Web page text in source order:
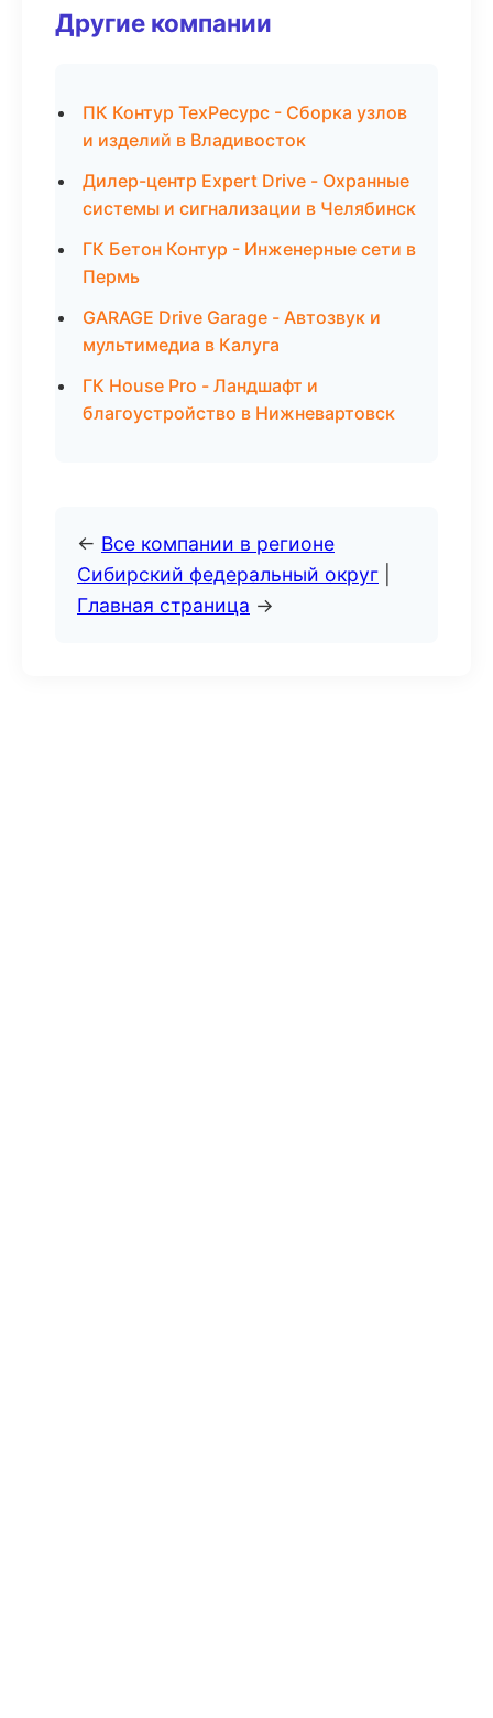
Другие компании
ПК Контур ТехРесурс - Сборка узлов
и изделий в Владивосток
Дилер-центр Expert Drive - Охранные
системы и сигнализации в Челябинск
ГК Бетон Контур - Инженерные сети в
Пермь
GARAGE Drive Garage - Автозвук и
мультимедиа в Калуга
ГК House Pro - Ландшафт и
благоустройство в Нижневартовск
← Все компании в регионе
Сибирский федеральный округ
Главная страница →